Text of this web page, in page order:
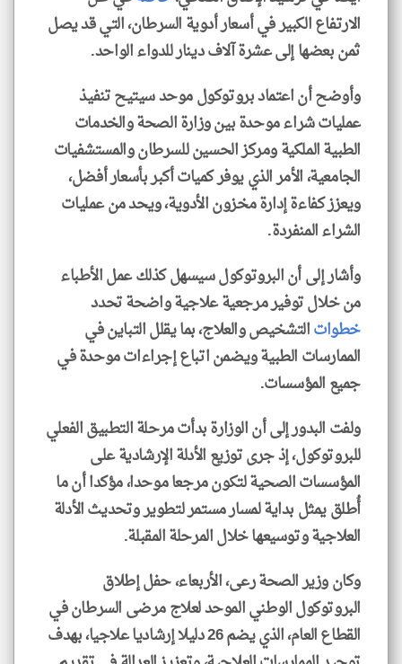
الارتفاع الكبير في أسعار أدوية السرطان، التي قد يصل
ثمن بعضها إلى عشرة آلاف دينار للدواء الواحد.
وأوضح أن اعتماد بروتوكول موحد سيتيح تنفيذ
عمليات شراء موحدة بين وزارة الصحة والخدمات
الطبية الملكية ومركز الحسين للسرطان والمستشفيات
الجامعية، الأمر الذي يوفر كميات أكبر بأسعار أفضل،
ويعزز كفاءة إدارة مخزون الأدوية، ويحد من عمليات
الشراء المنفردة.
وأشار إلى أن البروتوكول سيسهل كذلك عمل الأطباء
من خلال توفير مرجعية علاجية واضحة تحدد
خطواتالتشخيص والعلاج، بما يقلل التباين في
الممارسات الطبية ويضمن اتباع إجراءات موحدة في
جميع المؤسسات.
ولفت البدور إلى أن الوزارة بدأت مرحلة التطبيق الفعلي
للبروتوكول، إذ جرى توزيع الأدلة الإرشادية على
المؤسسات الصحية لتكون مرجعا موحدا، مؤكدا أن ما
أُطلق يمثل بداية لمسار مستمر لتطوير وتحديث الأدلة
العلاجية وتوسيعها خلال المرحلة المقبلة.
وكان وزير الصحة رعى، الأربعاء، حفل إطلاق
البروتوكول الوطني الموحد لعلاج مرضى السرطان في
القطاع العام، الذي يضم 26 دليلا إرشاديا علاجيا، بهدف